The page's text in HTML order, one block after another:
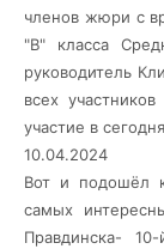
членов жюри с
"В" класса
руководитель
всех
участие в
10.04.2024
Вот и подошёл
самых
Правдинска-